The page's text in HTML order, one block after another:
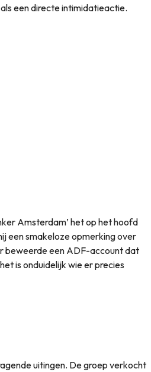
een directe intimidatieactie.
Amsterdam’ het op het hoofd
een smakeloze opmerking over
beweerde een ADF-account dat
is onduidelijk wie er precies
uitingen. De groep verkocht